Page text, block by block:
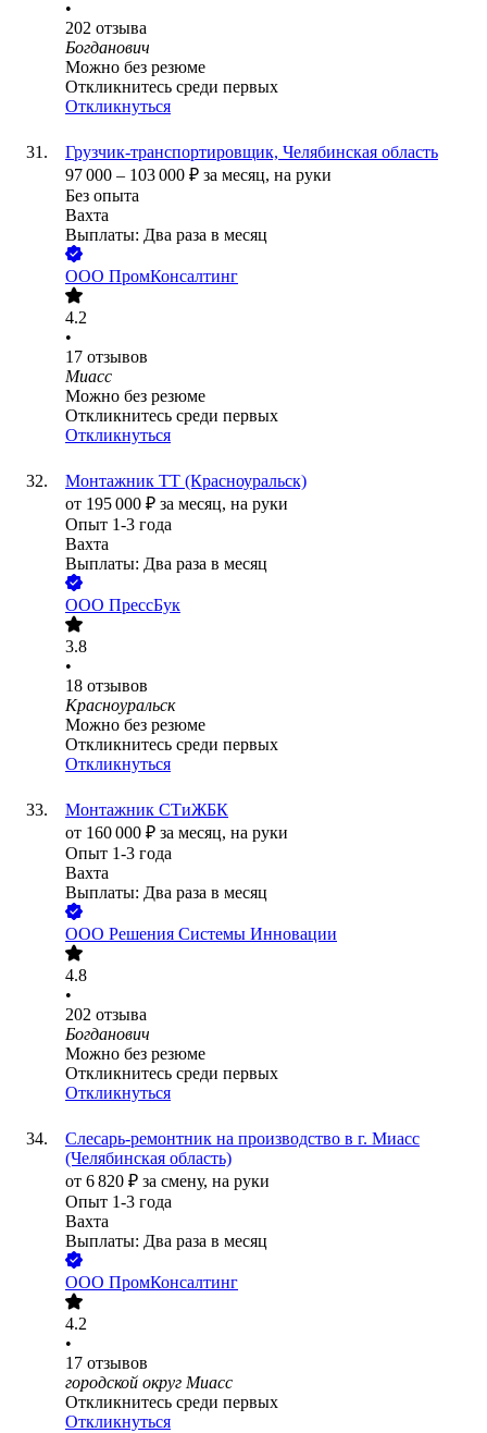
•
202 отзыва
Богданович
Можно без резюме
Откликнитесь среди первых
Откликнуться
Грузчик-транспортировщик, Челябинская область
97 000 – 103 000 ₽ за месяц, на руки
Без опыта
Вахта
Выплаты: Два раза в месяц
ООО ПромКонсалтинг
4.2
•
17 отзывов
Миасс
Можно без резюме
Откликнитесь среди первых
Откликнуться
Монтажник ТТ (Красноуральск)
от 195 000 ₽ за месяц, на руки
Опыт 1-3 года
Вахта
Выплаты: Два раза в месяц
ООО ПрессБук
3.8
•
18 отзывов
Красноуральск
Можно без резюме
Откликнитесь среди первых
Откликнуться
Монтажник СТиЖБК
от 160 000 ₽ за месяц, на руки
Опыт 1-3 года
Вахта
Выплаты: Два раза в месяц
ООО Решения Системы Инновации
4.8
•
202 отзыва
Богданович
Можно без резюме
Откликнитесь среди первых
Откликнуться
Слесарь-ремонтник на производство в г. Миасс
(Челябинская область)
от 6 820 ₽ за смену, на руки
Опыт 1-3 года
Вахта
Выплаты: Два раза в месяц
ООО ПромКонсалтинг
4.2
•
17 отзывов
городской округ Миасс
Откликнитесь среди первых
Откликнуться